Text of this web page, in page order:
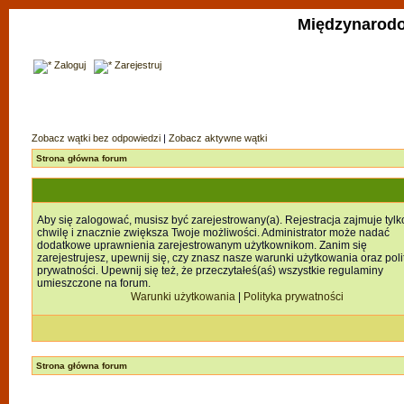
Zaloguj Zarejestruj
Zobacz wątki bez odpowiedzi | Zobacz aktywne wątki
Strona główna forum
Aby się zalogować, musisz być zarejestrowany(a). Rejestracja zajmuje
chwilę i znacznie zwiększa Twoje możliwości. Administrator może nadać
dodatkowe uprawnienia zarejestrowanym użytkownikom. Zanim się
zarejestrujesz, upewnij się, czy znasz nasze warunki użytkowania oraz
prywatności. Upewnij się też, że przeczytałeś(aś) wszystkie regulaminy
umieszczone na forum.
Warunki użytkowania| Polityka prywatności
Strona główna forum